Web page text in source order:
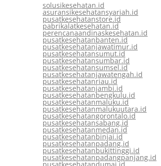
solusikesehatan.id
asuransikesehatansyariah.id
pusatkesehatanstore.id
pabrikalatkesehatan.id
perencanaandinaskesehatan.id
pusatkesehatanbanten.id
pusatkesehatanjawatimur.id
pusatkesehatansumut.id
pusatkesehatansumbar.id
pusatkesehatansumsel.id
pusatkesehatanjawatengah.id
pusatkesehatanriau.id
pusatkesehatanjambi.id
pusatkesehatanbengkulu.id
pusatkesehatanmaluku.id
pusatkesehatanmalukuutara.id
pusatkesehatangorontalo.id
pusatkesehatansabang.id
pusatkesehatanmedan.id
pusatkesehatanbinjai.id
pusatkesehatanpadang.id
pusatkesehatanbukittinggi.id
pusatkesehatanpadangpanjang.id